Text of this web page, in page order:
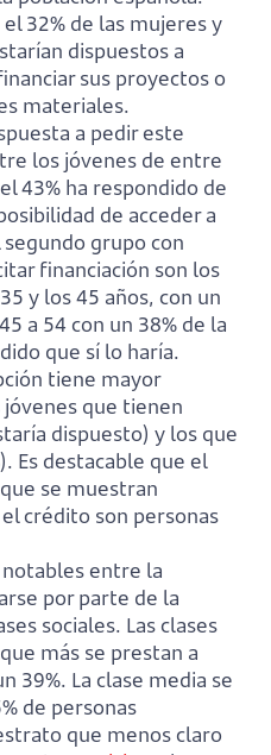
el 32% de las mujeres y
dispuestos a
sus proyectos o
materiales.
a pedir este
los jóvenes de entre
43% ha respondido de
de acceder a
grupo con
financiación son los
y los 45 años, con un
a 54 con un 38% de la
que sí lo haría.
tiene mayor
que tienen
dispuesto) y los que
Es destacable que el
se muestran
crédito son personas
entre la
por parte de la
sociales. Las clases
más se prestan a
39%. La clase media se
de personas
que menos claro